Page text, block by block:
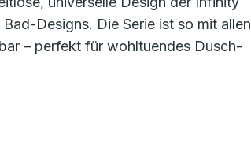
Designs. Die Serie ist so mit allen
– perfekt für wohltuendes Dusch-